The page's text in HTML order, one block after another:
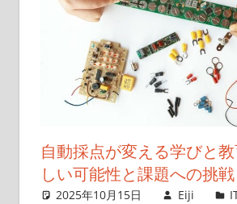
自動採点が変える学びと
しい可能性と課題への挑戦
2025年10月15日 Eiji